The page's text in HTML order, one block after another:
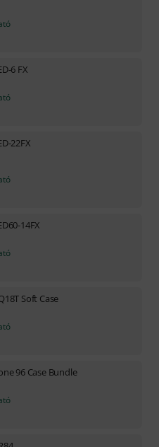
6 FX
22FX
14FX
Soft Case
96 Case Bundle